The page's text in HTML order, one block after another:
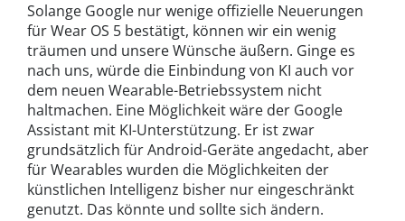
Solange Google nur wenige offizielle Neuerungen
für Wear OS 5 bestätigt, können wir ein wenig
träumen und unsere Wünsche äußern. Ginge es
nach uns, würde die Einbindung von KI auch vor
dem neuen Wearable-Betriebssystem nicht
haltmachen. Eine Möglichkeit wäre der Google
Assistant mit KI-Unterstützung. Er ist zwar
grundsätzlich für Android-Geräte angedacht, aber
für Wearables wurden die Möglichkeiten der
künstlichen Intelligenz bisher nur eingeschränkt
genutzt. Das könnte und sollte sich ändern.